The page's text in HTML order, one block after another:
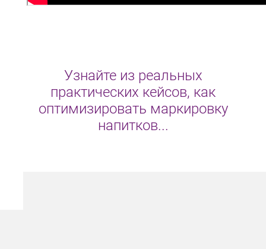
Узнайте из реальных
практических кейсов, как
оптимизировать маркировку
напитков...